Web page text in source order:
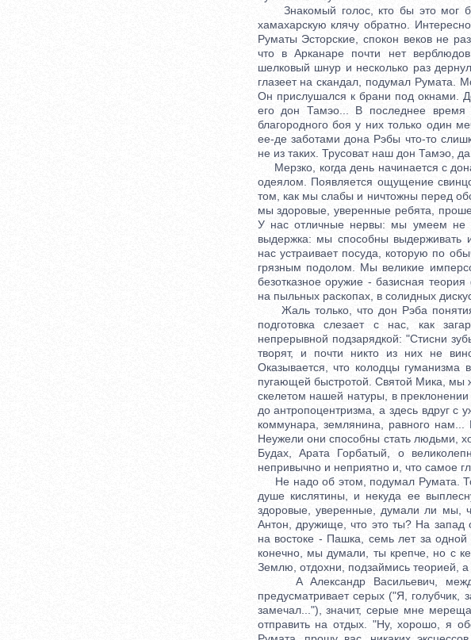
Знакомый голос, кто бы это мог
хамахарскую клячу обратно.
Руматы Эсторские, спокон веков не
что в Арканаре почти нет
шелковый шнур и несколько раз
глазеет на скандал, подумал Румата.
Он прислушался к брани под окнами.
его дон Тамэо... В последнее время
благородного боя у них только один
ее-де заботами дона Рэбы что-то
не из таких. Трусоват наш дон Тамэо,
Мерзко, когда день начинается с
одеялом. Появляется ощущение
том, как мы слабы и ничтожны перед
мы здоровые, уверенные ребята,
У нас отличные нервы: мы умеем не
выдержка: мы способны выдерживать
нас устраивает посуда, которую по
грязным подолом. Мы великие
безотказное оружие - базисная
на пыльных раскопах, в солидных
Жаль только, что дон Рэба понятия
подготовка слезает с нас, как
непрерывной подзарядкой: "Стисни
творят, и почти никто из них не
Оказывается, что колодцы
пугающей быстротой. Святой Мика,
скелетом нашей натуры, в
до антропоцентризма, а здесь вдруг
коммунара, землянина, равного
Неужели они способны стать людьми,
Будах, Арата Горбатый, о
непривычно и неприятно и, что самое
Не надо об этом, подумал Румата.
душе кислятины, и некуда ее
здоровые, уверенные, думали ли мы,
Антон, дружище, что это ты? На запад
на востоке - Пашка, семь лет за
конечно, мы думали, ты крепче, но с
Землю, отдохни, подзаймись теорией, а
А Александр Васильевич, между
предусматривает серых ("Я, голубчик,
замечал..."), значит, серые мне
отправить на отдых. "Ну, хорошо, я